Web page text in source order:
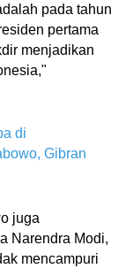
pada tahun
pertama
menjadikan
di
Gibran
juga
Narendra Modi,
mencampuri